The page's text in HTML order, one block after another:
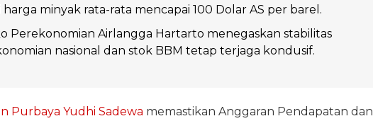
harga minyak rata-rata mencapai 100 Dolar AS per barel.
Perekonomian Airlangga Hartarto menegaskan stabilitas
nasional dan stok BBM tetap terjaga kondusif.
Purbaya Yudhi Sadewa memastikan Anggaran Pendapatan dan